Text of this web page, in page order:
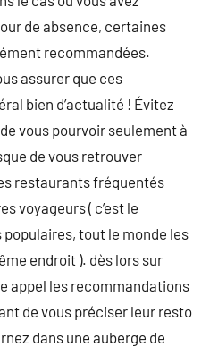
de absence, certaines
recommandées.
assurer que ces
bien d’actualité ! Évitez
vous pourvoir seulement à
de vous retrouver
restaurants fréquentés
voyageurs ( c’est le
tout le monde les
endroit ). dès lors sur
appel les recommandations
de vous préciser leur resto
dans une auberge de